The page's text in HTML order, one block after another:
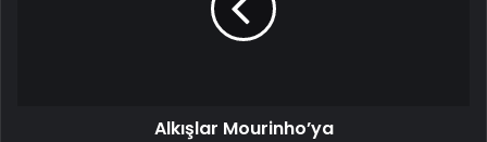
Alkışlar Mourinho’ya